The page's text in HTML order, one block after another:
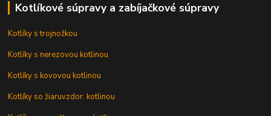
Kotlíkové súpravy a zabíjačkové súpravy
Kotlíky s trojnožkou
Kotlíky s nerezovou kotlinou
Kotlíky s kovovou kotlinou
Kotlíky so žiaruvzdor. kotlinou